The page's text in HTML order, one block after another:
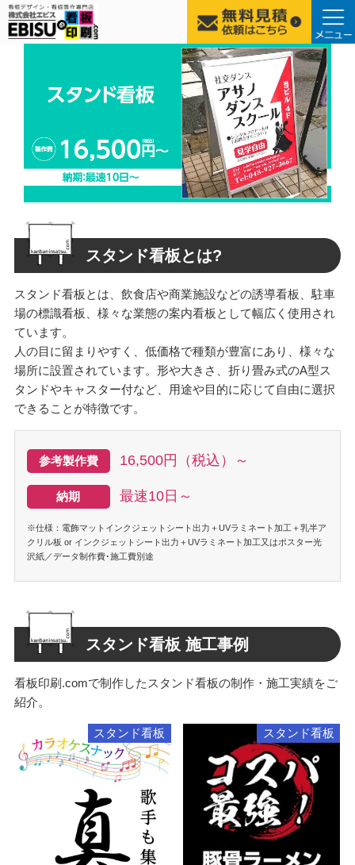
スタンド看板とは?
スタンド看板とは、飲食店や商業施設などの誘導看板、駐車
場の標識看板、様々な業態の案内看板として幅広く使用され
ています。
人の目に留まりやすく、低価格で種類が豊富にあり、様々な
場所に設置されています。形や大きさ、折り畳み式のA型ス
タンドやキャスター付など、用途や目的に応じて自由に選択
できることが特徴です。
参考製作費 16,500円（税込）～
納期 最速10日～
※仕様：電飾マットインクジェットシート出力＋UVラミネート加工＋乳半ア
クリル板 or インクジェットシート出力＋UVラミネート加工又はポスター光
沢紙／データ制作費･施工費別途
スタンド看板 施工事例
看板印刷.comで制作したスタンド看板の制作・施工実績をご
紹介。
スタンド看板 スタンド看板